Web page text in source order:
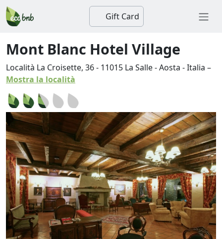
Gift Card
Mont Blanc Hotel Village
Località La Croisette, 36- 11015 La Salle-Aosta -Italia –
Mostra la località